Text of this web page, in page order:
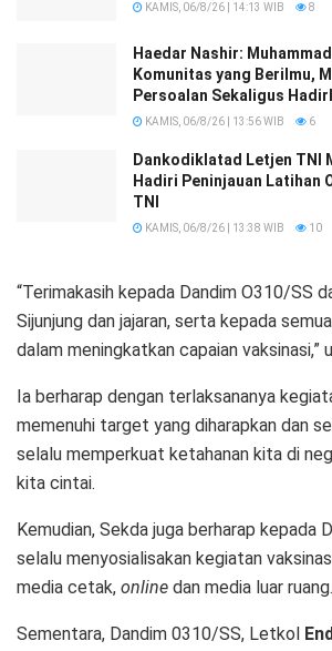
KAMIS, 06/8/26 | 14:13 WIB 8
Haedar Nashir:
Komunitas yang Berilmu,
Persoalan Sekaligus
KAMIS, 06/8/26 | 13:56 WIB 6
Dankodiklatad Letjen TNI
Hadiri Peninjauan Latihan
TNI
KAMIS, 06/8/26 | 13:38 WIB 10
“Terimakasih kepada Dandim O310/SS
Sijunjung dan jajaran, serta kepada
dalam meningkatkan capaian vaksinasi,”
Ia berharap dengan terlaksananya
memenuhi target yang diharapkan dan
selalu memperkuat ketahanan kita di
kita cintai.
Kemudian, Sekda juga berharap kepada
selalu menyosialisakan kegiatan
media cetak, online dan media luar ruang.
Sementara, Dandim 0310/SS, Letkol